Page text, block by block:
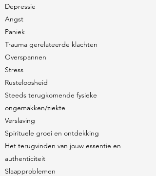
Depressie
Angst
Paniek
Trauma gerelateerde klachten
Overspannen
Stress
Rusteloosheid
Steeds terugkomende fysieke
ongemakken/ziekte
Verslaving
Spirituele groei en ontdekking
Het terugvinden van jouw essentie en
authenticiteit
Slaapproblemen